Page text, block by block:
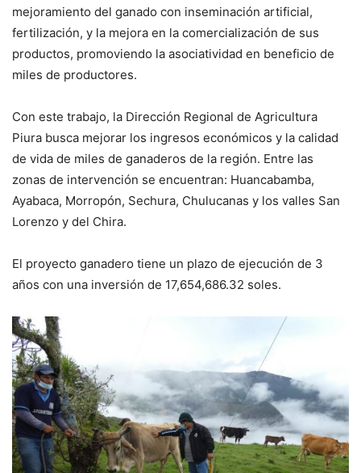
mejoramiento del ganado con inseminación artificial,
fertilización, y la mejora en la comercialización de sus
productos, promoviendo la asociatividad en beneficio de
miles de productores.
Con este trabajo, la Dirección Regional de Agricultura
Piura busca mejorar los ingresos económicos y la calidad
de vida de miles de ganaderos de la región. Entre las
zonas de intervención se encuentran: Huancabamba,
Ayabaca, Morropón, Sechura, Chulucanas y los valles San
Lorenzo y del Chira.
El proyecto ganadero tiene un plazo de ejecución de 3
años con una inversión de 17,654,686.32 soles.